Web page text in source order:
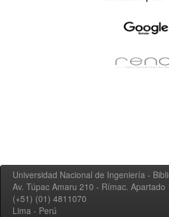
Universidad Nacional de Ingeniería -
Av. Túpac Amaru 210 - Rímac. Apartado
(+51) (01) 4811070
Lima - Perú